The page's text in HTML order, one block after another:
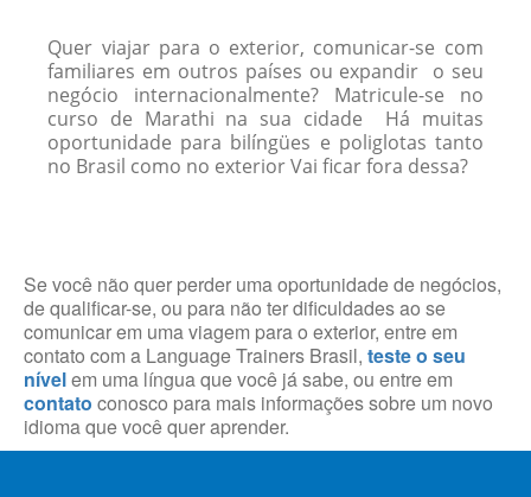
Quer viajar para o exterior, comunicar-se com
familiares em outros países ou expandir o seu
negócio internacionalmente? Matricule-se no
curso de Marathi na sua cidade Há muitas
oportunidade para bilíngües e poliglotas tanto
no Brasil como no exterior Vai ficar fora dessa?
Se você não quer perder uma oportunidade de negócios,
de qualificar-se, ou para não ter dificuldades ao se
comunicar em uma viagem para o exterior, entre em
contato com a Language Trainers Brasil, teste o seu
nívelem uma língua que você já sabe, ou entre em
contato conosco para mais informações sobre um novo
idioma que você quer aprender.